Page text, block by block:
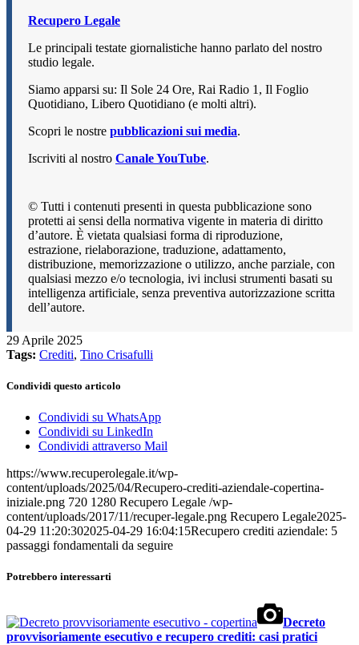
Recupero Legale
Le principali testate giornalistiche hanno parlato del nostro
studio legale.
Siamo apparsi su: Il Sole 24 Ore, Rai Radio 1, Il Foglio
Quotidiano, Libero Quotidiano (e molti altri).
Scopri le nostre pubblicazioni sui media.
Iscriviti al nostro Canale YouTube.
© Tutti i contenuti presenti in questa pubblicazione sono
protetti ai sensi della normativa vigente in materia di diritto
d’autore. È vietata qualsiasi forma di riproduzione,
estrazione, rielaborazione, traduzione, adattamento,
distribuzione, memorizzazione o utilizzo, anche parziale, con
qualsiasi mezzo e/o tecnologia, ivi inclusi strumenti basati su
intelligenza artificiale, senza preventiva autorizzazione scritta
dell’autore.
29 Aprile 2025
Tags: Crediti, Tino Crisafulli
Condividi questo articolo
Condividi su WhatsApp
Condividi su LinkedIn
Condividi attraverso Mail
https://www.recuperolegale.it/wp-
content/uploads/2025/04/Recupero-crediti-aziendale-copertina-
iniziale.png 720 1280 Recupero Legale /wp-
content/uploads/2017/11/recuper-legale.png Recupero Legale2025-
04-29 11:20:302025-04-29 16:04:15Recupero crediti aziendale: 5
passaggi fondamentali da seguire
Potrebbero interessarti
Decreto
provvisoriamente esecutivo e recupero crediti: casi pratici